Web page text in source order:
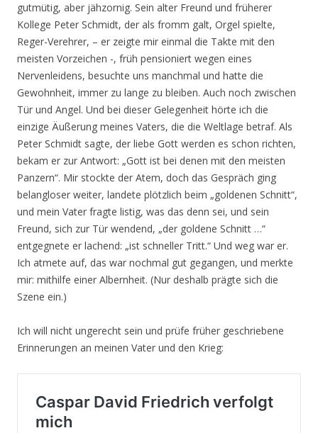
gutmütig, aber jähzornig. Sein alter Freund und früherer
Kollege Peter Schmidt, der als fromm galt, Orgel spielte,
Reger-Verehrer, – er zeigte mir einmal die Takte mit den
meisten Vorzeichen -, früh pensioniert wegen eines
Nervenleidens, besuchte uns manchmal und hatte die
Gewohnheit, immer zu lange zu bleiben. Auch noch zwischen
Tür und Angel. Und bei dieser Gelegenheit hörte ich die
einzige Äußerung meines Vaters, die die Weltlage betraf. Als
Peter Schmidt sagte, der liebe Gott werden es schon richten,
bekam er zur Antwort: „Gott ist bei denen mit den meisten
Panzern“. Mir stockte der Atem, doch das Gespräch ging
belangloser weiter, landete plötzlich beim „goldenen Schnitt“,
und mein Vater fragte listig, was das denn sei, und sein
Freund, sich zur Tür wendend, „der goldene Schnitt …“
entgegnete er lachend: „ist schneller Tritt.“ Und weg war er.
Ich atmete auf, das war nochmal gut gegangen, und merkte
mir: mithilfe einer Albernheit. (Nur deshalb prägte sich die
Szene ein.)
Ich will nicht ungerecht sein und prüfe früher geschriebene
Erinnerungen an meinen Vater und den Krieg: